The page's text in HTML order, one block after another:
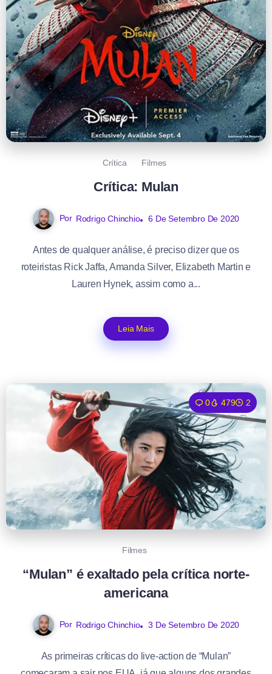
Crítica Filmes
Crítica: Mulan
Por Rodrigo Chinchio 6 De Setembro De 2020
Antes de qualquer análise, é preciso dizer que os
roteiristas Rick Jaffa, Amanda Silver, Elizabeth Martin e
Lauren Hynek, assim como a...
Leia Mais
0 479 2
Filmes
“Mulan” é exaltado pela crítica norte-
americana
Por Rodrigo Chinchio 3 De Setembro De 2020
As primeiras críticas do live-action de “Mulan”